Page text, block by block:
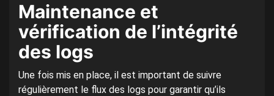
Maintenance et
vérification de l’intégrité
des logs
Une fois mis en place, il est important de suivre
régulièrement le flux des logs pour garantir qu’ils